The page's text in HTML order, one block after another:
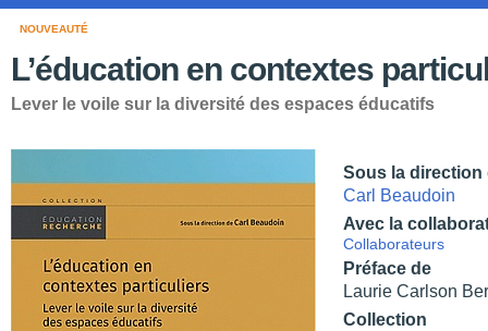
NOUVEAUTÉ
L’éducation en contextes
Lever le voile sur la diversité des espaces éducatifs
Sous la direction
Carl Beaudoin
Avec la
Collaborateurs
Préface de
Laurie Carlson
Collection